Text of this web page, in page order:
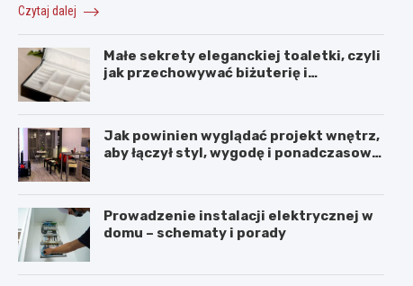
Czytaj dalej
Małe sekrety eleganckiej toaletki, czyli
jak przechowywać biżuterię i
Jak powinien wyglądać projekt wnętrz,
aby łączył styl, wygodę i ponadczasową
Prowadzenie instalacji elektrycznej w
domu – schematy i porady